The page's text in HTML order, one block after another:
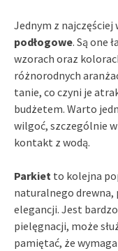
Jednym z najczęściej
podłogowe. Są one
wzorach oraz
różnorodnych
tanie, co czyni je
budżetem. Warto
wilgoć, szczególnie
kontakt z wodą.
Parkiet to kolejna
naturalnego drewna,
elegancji. Jest
pielęgnacji, może
pamiętać, że